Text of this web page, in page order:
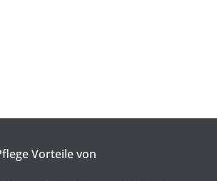
Vorteile von